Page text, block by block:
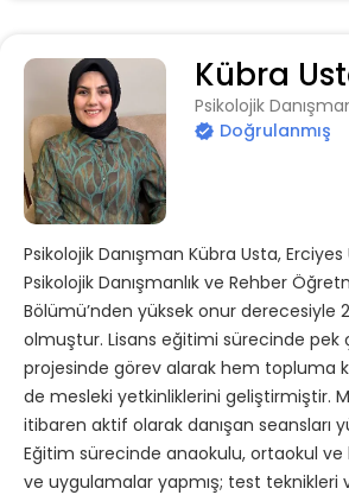
Kübra
Psikolojik
Doğrulanmış
Psikolojik Danışman Kübra Usta,
Psikolojik Danışmanlık ve Rehber
Bölümü’nden yüksek onur derecesiyle
olmuştur. Lisans eğitimi sürecinde pek
projesinde görev alarak hem topluma
de mesleki yetkinliklerini geliştirmiştir.
itibaren aktif olarak danışan seansları
Eğitim sürecinde anaokulu, ortaokul ve
ve uygulamalar yapmış; test teknikleri